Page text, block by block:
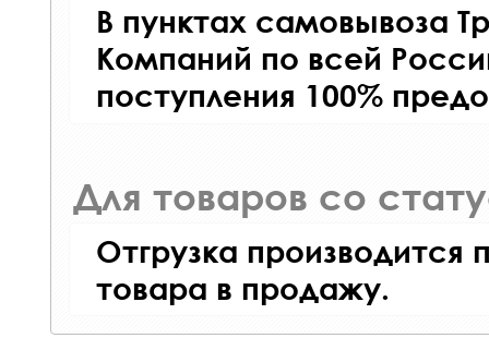
В пунктах самовывоза
Компаний по всей
поступления 100%
Для товаров со
Отгрузка производится
товара в продажу.